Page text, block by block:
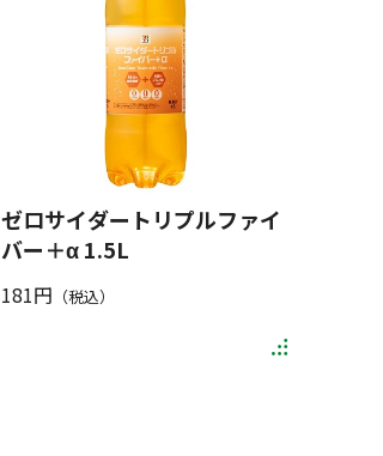
ゼロサイダートリプルファイ
バー＋α 1.5L
181円 （税込）